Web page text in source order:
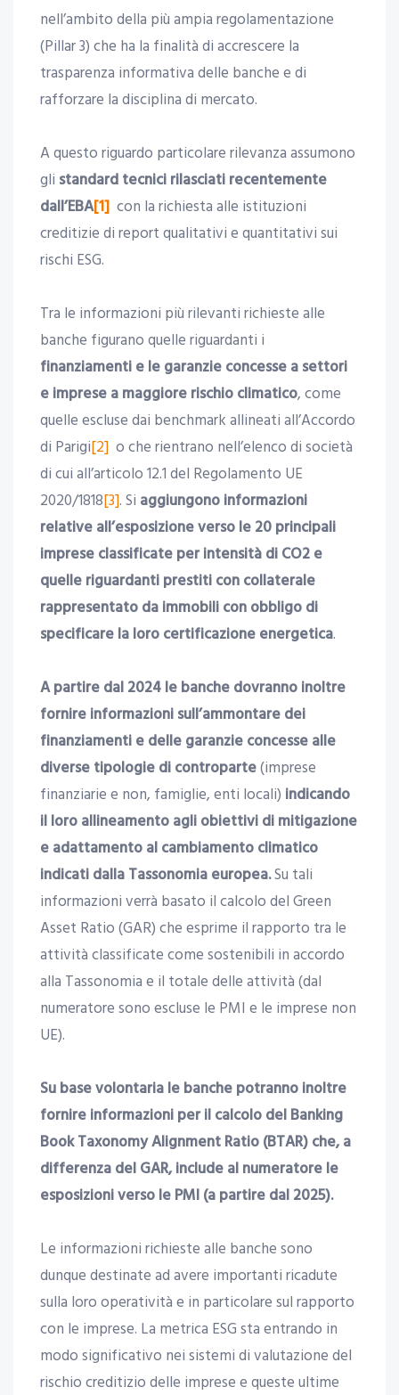
nell’ambito della più ampia regolamentazione
(Pillar 3) che ha la finalità di accrescere la
trasparenza informativa delle banche e di
rafforzare la disciplina di mercato.
A questo riguardo particolare rilevanza assumono
gli standard tecnici rilasciati recentemente
dall’EBA[1] con la richiesta alle istituzioni
creditizie di report qualitativi e quantitativi sui
rischi ESG.
Tra le informazioni più rilevanti richieste alle
banche figurano quelle riguardanti i
finanziamenti e le garanzie concesse a settori
e imprese a maggiore rischio climatico, come
quelle escluse dai benchmark allineati all’Accordo
di Parigi[2] o che rientrano nell’elenco di società
di cui all’articolo 12.1 del Regolamento UE
2020/1818[3]. Si aggiungono informazioni
relative all’esposizione verso le 20 principali
imprese classificate per intensità di CO2 e
quelle riguardanti prestiti con collaterale
rappresentato da immobili con obbligo di
specificare la loro certificazione energetica.
A partire dal 2024 le banche dovranno inoltre
fornire informazioni sull’ammontare dei
finanziamenti e delle garanzie concesse alle
diverse tipologie di controparte(imprese
finanziarie e non, famiglie, enti locali) indicando
il loro allineamento agli obiettivi di mitigazione
e adattamento al cambiamento climatico
indicati dalla Tassonomia europea.Su tali
informazioni verrà basato il calcolo del Green
Asset Ratio (GAR) che esprime il rapporto tra le
attività classificate come sostenibili in accordo
alla Tassonomia e il totale delle attività (dal
numeratore sono escluse le PMI e le imprese non
UE).
Su base volontaria le banche potranno inoltre
fornire informazioni per il calcolo del Banking
Book Taxonomy Alignment Ratio (BTAR) che, a
differenza del GAR, include al numeratore le
esposizioni verso le PMI (a partire dal 2025).
Le informazioni richieste alle banche sono
dunque destinate ad avere importanti ricadute
sulla loro operatività e in particolare sul rapporto
con le imprese. La metrica ESG sta entrando in
modo significativo nei sistemi di valutazione del
rischio creditizio delle imprese e queste ultime